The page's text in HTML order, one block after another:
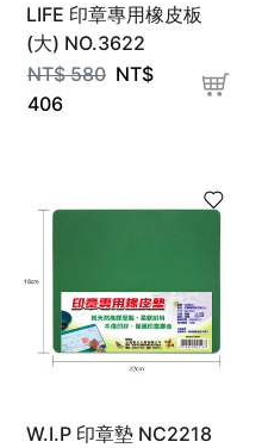
LIFE 印章專用橡皮板
(大) NO.3622
NT$580 NT$
406
W.I.P 印章墊 NC2218